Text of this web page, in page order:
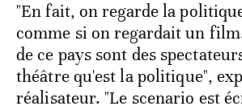
"En fait, on regarde la
comme si on regardait un
de ce pays sont des
théâtre qu'est la politique",
réalisateur. "Le scenario est